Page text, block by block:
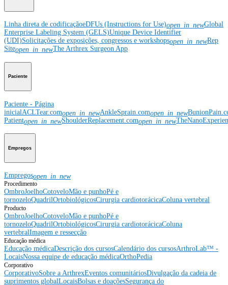
Linha direta de codificaçãoeDFUs (Instructions for Use)open_in_newGlobal
Enterprise Labeling System (GELS)Unique Device Identifier
(UDI)Solicitações de exposições, congressos e workshopsopen_in_newRep
Siteopen_in_newThe Arthrex Surgeon App
Paciente
Paciente - Página
inicialACLTear.comopen_in_newAnkleSprain.comopen_in_new
Patientopen_in_newShoulderReplacement.comopen_in_new
Empregos
Empregosopen_in_new
Procedimento
OmbroJoelhoCotoveloMão e punhoPé e
tornozeloQuadrilOrtobiológicosCirurgia cardiotorácicaColuna vertebral
Producto
OmbroJoelhoCotoveloMão e punhoPé e
tornozeloQuadrilOrtobiológicosCirurgia cardiotorácicaColuna
vertebralImagem e ressecção
Educação médica
Educação médicaDescrição dos cursosCalendário dos cursosArthroLab™ -
LocaisNossa equipe de educação médicaOrthoPedia
Corporativo
CorporativoSobre a ArthrexEventos comunitáriosDivulgação da cadeia de
suprimentos globalLocaisBolsas e doaçõesSegurança do